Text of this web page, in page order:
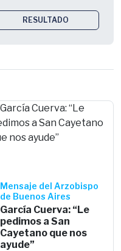
RESULTADO
Mensaje del Arzobispo
de Buenos Aires
García Cuerva: “Le
pedimos a San
Cayetano que nos
ayude”